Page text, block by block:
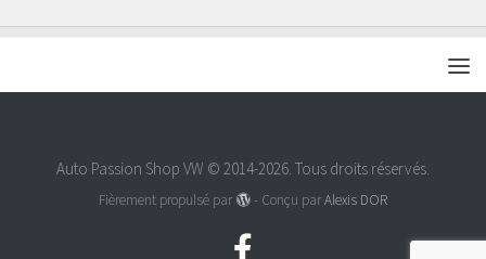
Auto Passion Shop VW © 2014-2026. Tous droits réservés.
Fièrement propulsé par - Conçu parAlexis DOR